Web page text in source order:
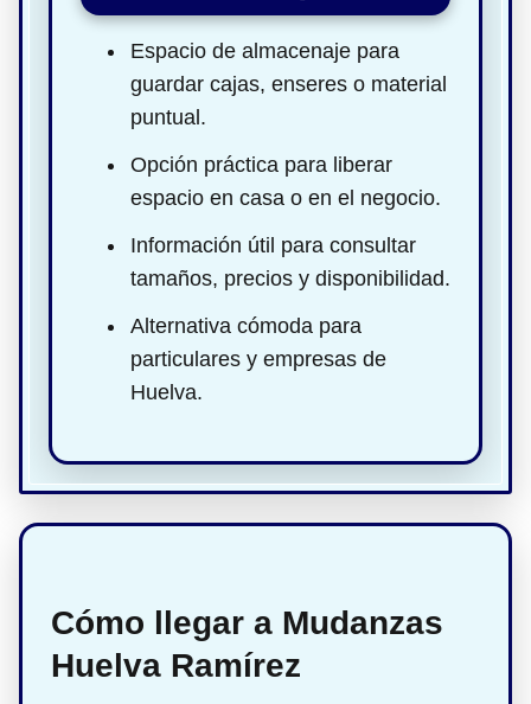
Espacio de almacenaje para
guardar cajas, enseres o material
puntual.
Opción práctica para liberar
espacio en casa o en el negocio.
Información útil para consultar
tamaños, precios y disponibilidad.
Alternativa cómoda para
particulares y empresas de
Huelva.
Cómo llegar a Mudanzas
Huelva Ramírez